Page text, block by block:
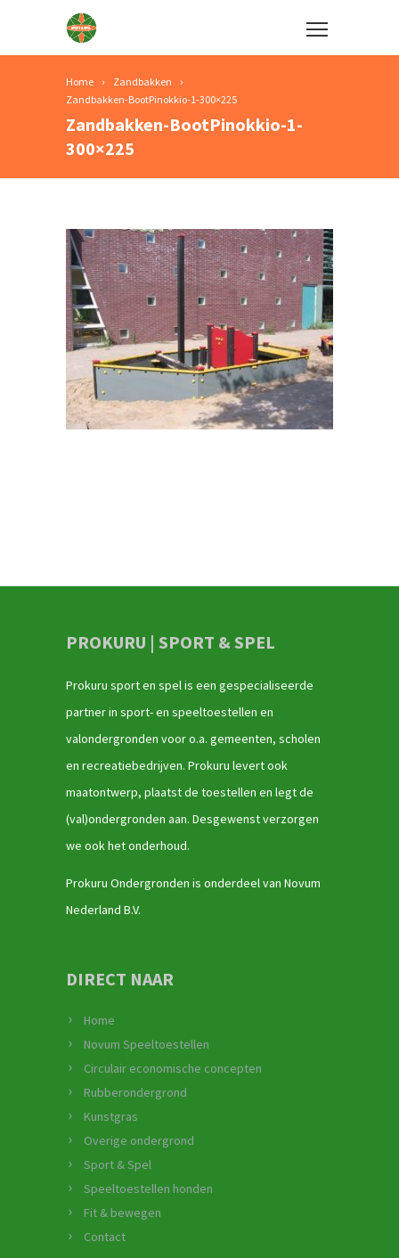
Home
Zandbakken
Zandbakken-BootPinokkio-1-300×225
Zandbakken-BootPinokkio-1-
300×225
PROKURU | SPORT & SPEL
Prokuru sport en spel is een gespecialiseerde
partner in sport- en speeltoestellen en
valondergronden voor o.a. gemeenten, scholen
en recreatiebedrijven. Prokuru levert ook
maatontwerp, plaatst de toestellen en legt de
(val)ondergronden aan. Desgewenst verzorgen
we ook het onderhoud.
Prokuru Ondergronden is onderdeel van Novum
Nederland B.V.
DIRECT NAAR
Home
Novum Speeltoestellen
Circulair economische concepten
Rubberondergrond
Kunstgras
Overige ondergrond
Sport & Spel
Speeltoestellen honden
Fit & bewegen
Contact